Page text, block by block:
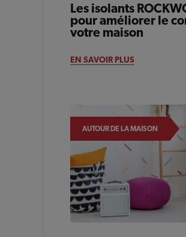
Les isolants
pour améliorer le
votre maison
EN SAVOIR PLUS
AUTOUR DE LA MAISON